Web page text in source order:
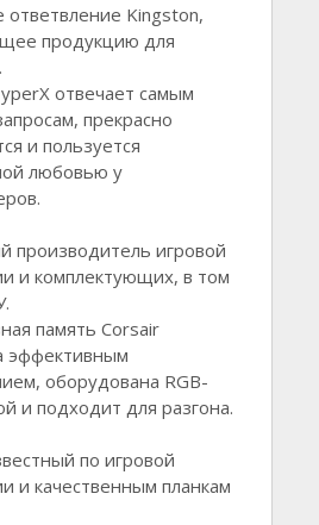
ответвление Kingston,
продукцию для
отвечает самым
прекрасно
и пользуется
любовью у
производитель игровой
и комплектующих, в том
память Corsair
эффективным
оборудована RGB-
и подходит для разгона.
по игровой
и качественным планкам